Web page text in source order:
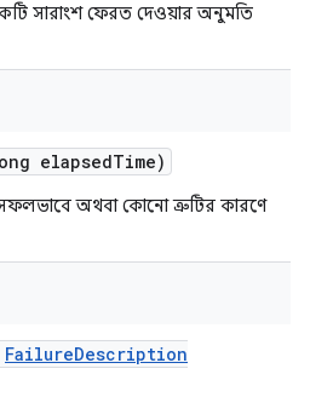
সারাংশ ফেরত দেওয়ার অনুমতি
elapsedTime)
অথবা কোনো ত্রুটির কারণে
FailureDescription